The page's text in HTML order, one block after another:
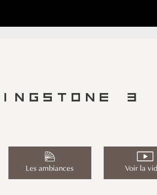
3
Les ambiances Voir la